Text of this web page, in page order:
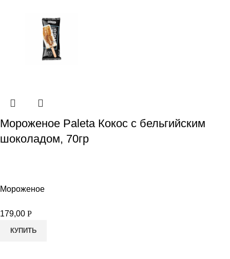
Мороженое Paleta Кокос с бельгийским
шоколадом, 70гр
Мороженое
179,00 Р
КУПИТЬ